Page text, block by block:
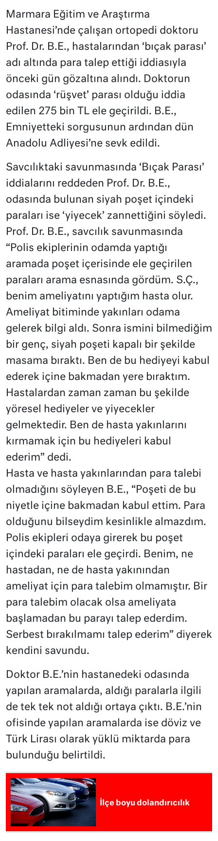
Marmara Eğitim ve Araştırma
Hastanesi’nde çalışan ortopedi doktoru
Prof. Dr. B.E., hastalarından ‘bıçak parası’
adı altında para talep ettiği iddiasıyla
önceki gün gözaltına alındı. Doktorun
odasında ‘rüşvet’ parası olduğu iddia
edilen 275 bin TL ele geçirildi. B.E.,
Emniyetteki sorgusunun ardından dün
Anadolu Adliyesi’ne sevk edildi.
Savcılıktaki savunmasında ‘Bıçak Parası’
iddialarını reddeden Prof. Dr. B.E.,
odasında bulunan siyah poşet içindeki
paraları ise ‘yiyecek’ zannettiğini söyledi.
Prof. Dr. B.E., savcılık savunmasında
“Polis ekiplerinin odamda yaptığı
aramada poşet içerisinde ele geçirilen
paraları arama esnasında gördüm. S.Ç.,
benim ameliyatını yaptığım hasta olur.
Ameliyat bitiminde yakınları odama
gelerek bilgi aldı. Sonra ismini bilmediğim
bir genç, siyah poşeti kapalı bir şekilde
masama bıraktı. Ben de bu hediyeyi kabul
ederek içine bakmadan yere bıraktım.
Hastalardan zaman zaman bu şekilde
yöresel hediyeler ve yiyecekler
gelmektedir. Ben de hasta yakınlarını
kırmamak için bu hediyeleri kabul
ederim” dedi.
Hasta ve hasta yakınlarından para talebi
olmadığını söyleyen B.E., “Poşeti de bu
niyetle içine bakmadan kabul ettim. Para
olduğunu bilseydim kesinlikle almazdım.
Polis ekipleri odaya girerek bu poşet
içindeki paraları ele geçirdi. Benim, ne
hastadan, ne de hasta yakınından
ameliyat için para talebim olmamıştır. Bir
para talebim olacak olsa ameliyata
başlamadan bu parayı talep ederdim.
Serbest bırakılmamı talep ederim” diyerek
kendini savundu.
Doktor B.E.’nin hastanedeki odasında
yapılan aramalarda, aldığı paralarla ilgili
de tek tek not aldığı ortaya çıktı. B.E.’nin
ofisinde yapılan aramalarda ise döviz ve
Türk Lirası olarak yüklü miktarda para
bulunduğu belirtildi.
İlçe boyu dolandırıcılık